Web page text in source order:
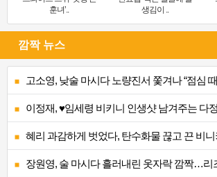
훈녀’..
생김이 ..
깜짝 뉴스
고소영, 낮술 마시다 노량진서 쫓겨나 “점심
이정재, ♥임세령 비키니 인생샷 남겨주는 다
혜리 과감하게 벗었다, 탄수화물 끊고 끈 비니
장원영, 술 마시다 흘러내린 옷자락 깜짝…리